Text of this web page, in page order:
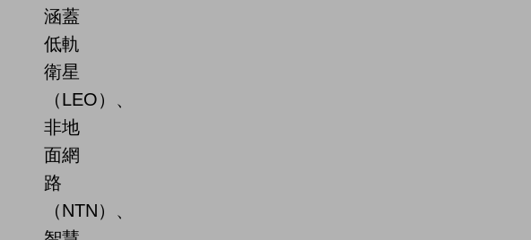
涵蓋
低軌
衛星
（LEO）、
非地
面網
路
（NTN）、